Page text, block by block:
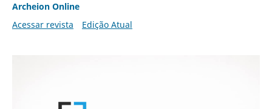
Archeion Online
Acessar revista
Edição Atual